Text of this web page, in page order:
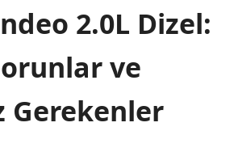
2.0L Dizel:
ve
Gerekenler